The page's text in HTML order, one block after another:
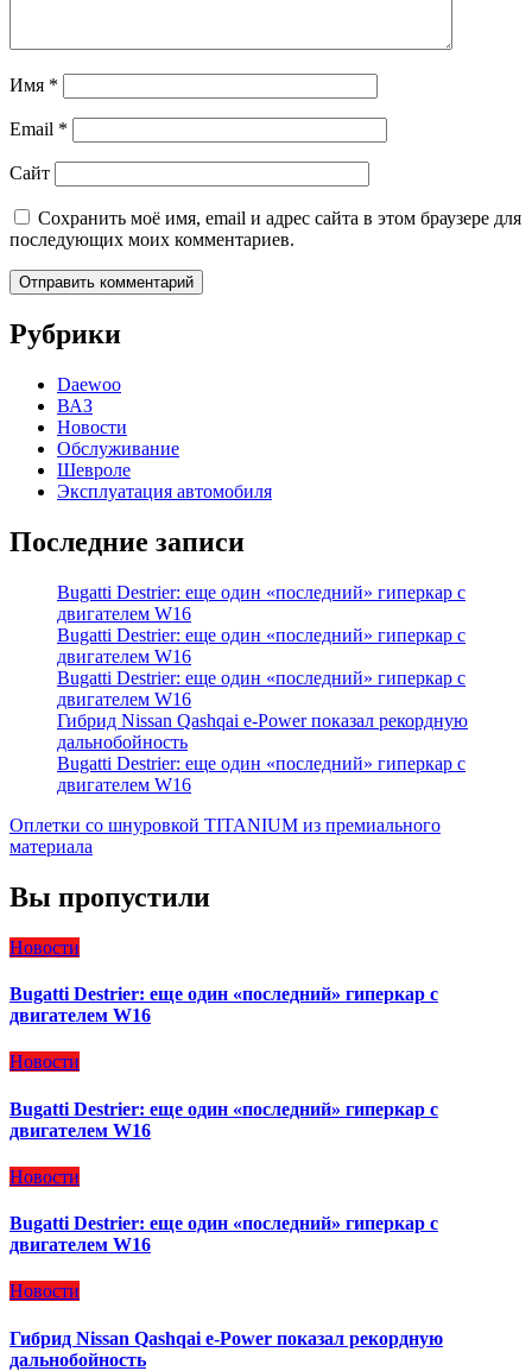
Имя *
Email *
Сайт
Сохранить моё имя, email и адрес сайта в этом браузере для
последующих моих комментариев.
Рубрики
Daewoo
ВАЗ
Новости
Обслуживание
Шевроле
Эксплуатация автомобиля
Последние записи
Bugatti Destrier: еще один «последний» гиперкар с
двигателем W16
Bugatti Destrier: еще один «последний» гиперкар с
двигателем W16
Bugatti Destrier: еще один «последний» гиперкар с
двигателем W16
Гибрид Nissan Qashqai e-Power показал рекордную
дальнобойность
Bugatti Destrier: еще один «последний» гиперкар с
двигателем W16
Оплетки со шнуровкой TITANIUM из премиального
материала
Вы пропустили
Новости
Bugatti Destrier: еще один «последний» гиперкар с
двигателем W16
Новости
Bugatti Destrier: еще один «последний» гиперкар с
двигателем W16
Новости
Bugatti Destrier: еще один «последний» гиперкар с
двигателем W16
Новости
Гибрид Nissan Qashqai e-Power показал рекордную
дальнобойность